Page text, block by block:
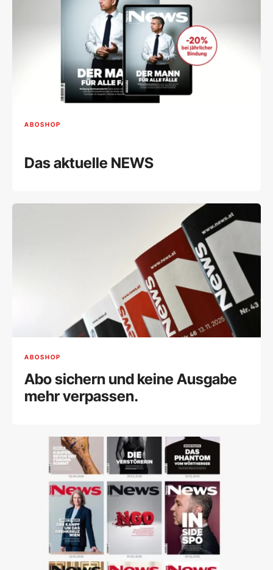
ABOSHOP
Das aktuelle NEWS
ABOSHOP
Abo sichern und keine Ausgabe
mehr verpassen.